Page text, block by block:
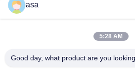
PC160LC-7 PC160-7 Ventilateur de
Komatsu, 723-57-16100 Excavateur
VOE14541591 Valve de commande
asa
5:28 AM
Good day, what product are you